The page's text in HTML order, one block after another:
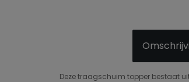
Deze traagschuim topper bestaat